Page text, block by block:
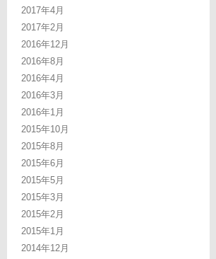
2017年4月
2017年2月
2016年12月
2016年8月
2016年4月
2016年3月
2016年1月
2015年10月
2015年8月
2015年6月
2015年5月
2015年3月
2015年2月
2015年1月
2014年12月